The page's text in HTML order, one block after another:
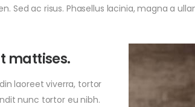
Sed ac risus. Phasellus lacinia, magna a
mattises.
laoreet viverra, tortor
nunc tortor eu nibh.